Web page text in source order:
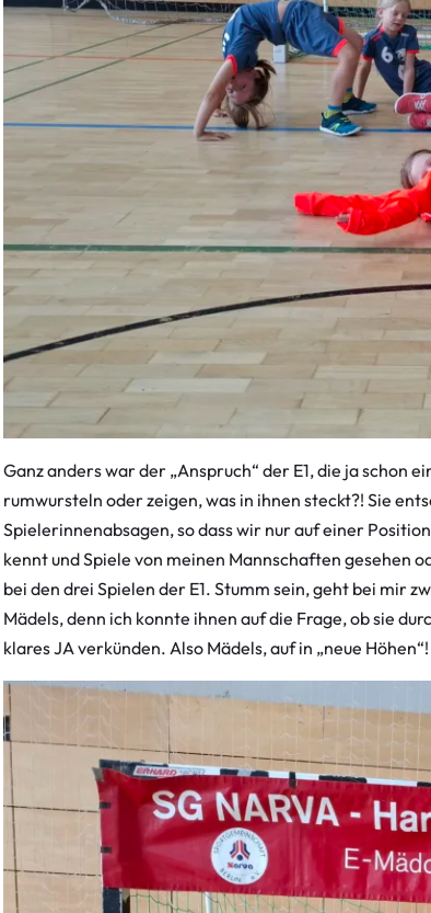
Ganz anders war der „Anspruch“ der E1, die ja
rumwursteln oder zeigen, was in ihnen steckt?! Sie
Spielerinnenabsagen, so dass wir nur auf einer
kennt und Spiele von meinen Mannschaften gesehen
bei den drei Spielen der E1. Stumm sein, geht bei mir
Mädels, denn ich konnte ihnen auf die Frage, ob sie
klares JA verkünden. Also Mädels, auf in „neue